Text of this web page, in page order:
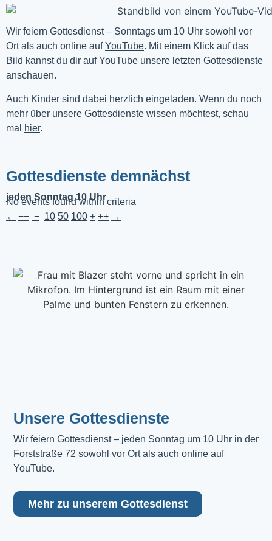
Wir feiern Gottesdienst – Sonntags um 10 Uhr sowohl vor
Ort als auch online auf YouTube. Mit einem Klick auf das
Bild kannst du dir auf YouTube unsere letzten Gottesdienste
anschauen.
Auch Kinder sind dabei herzlich eingeladen. Wenn du noch
mehr über unsere Gottesdienste wissen möchtest, schau
mal
hier.
Gottesdienste demnächst
jeden Sonntag 10 Uhr
No events found within criteria
← −− − 10 50 100 + ++ →
Unsere Gottesdienste
Wir feiern Gottesdienst – jeden Sonntag um 10 Uhr in der
Forststraße 72 sowohl vor Ort als auch online auf
YouTube.
Mehr zu unserem Gottesdienst